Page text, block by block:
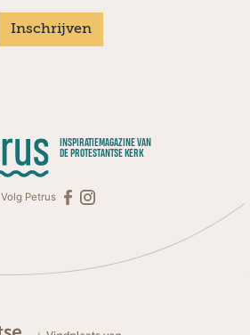
Inschrijven
INSPIRATIEMAGAZINE VAN
DE PROTESTANTSE KERK
Volg Petrus